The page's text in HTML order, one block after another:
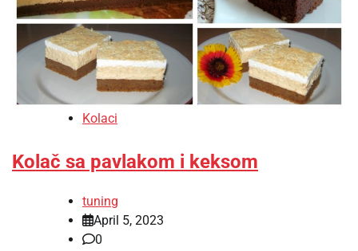
Kolaci
Kolač sa pavlakom i keksom
tuning
April 5, 2023
0